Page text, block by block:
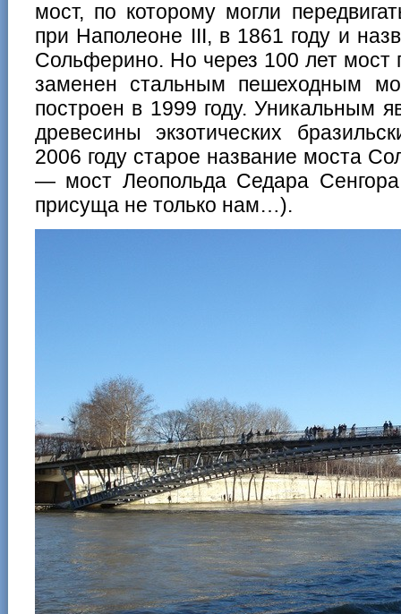
мост, по которому могли
при Наполеоне III, в 1861 году и
Сольферино. Но через 100 лет мост
заменен стальным пешеходным
построен в 1999 году. Уникальным
древесины экзотических
2006 году старое название моста
— мост Леопольда Седара
присуща не только нам…).